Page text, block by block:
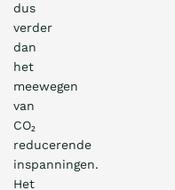
dus
verder
dan
het
meewegen
van
CO₂
reducerende
inspanningen.
Het